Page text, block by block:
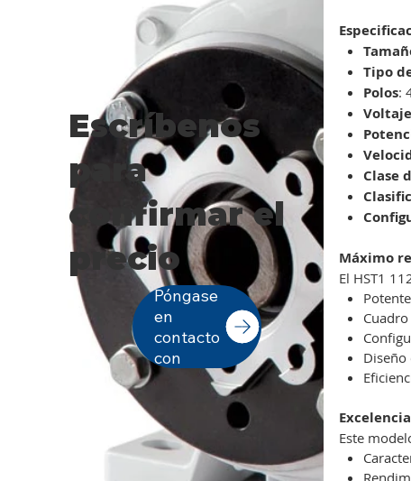
Tipo
Polos:
Clase
Máximo
El HST1
Este
Escríbenos
para
confirmar el
precio
Póngase
en
contacto
con